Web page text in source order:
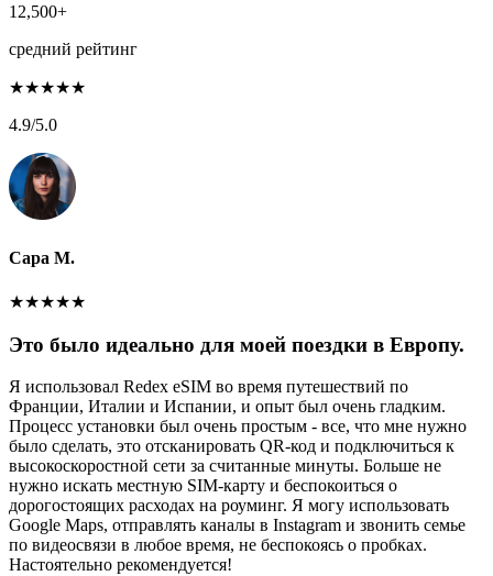
12,500+
средний рейтинг
★★★★★
4.9/5.0
Сара М.
★★★★★
Это было идеально для моей поездки в Европу.
Я использовал Redex eSIM во время путешествий по
Франции, Италии и Испании, и опыт был очень гладким.
Процесс установки был очень простым - все, что мне нужно
было сделать, это отсканировать QR-код и подключиться к
высокоскоростной сети за считанные минуты. Больше не
нужно искать местную SIM-карту и беспокоиться о
дорогостоящих расходах на роуминг. Я могу использовать
Google Maps, отправлять каналы в Instagram и звонить семье
по видеосвязи в любое время, не беспокоясь о пробках.
Настоятельно рекомендуется!